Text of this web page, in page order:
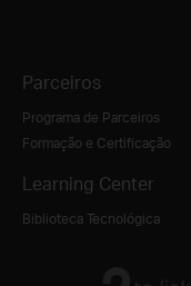
Parceiros
Programa de Parceiros
Formação e Certificação
Learning Center
Biblioteca Tecnológica